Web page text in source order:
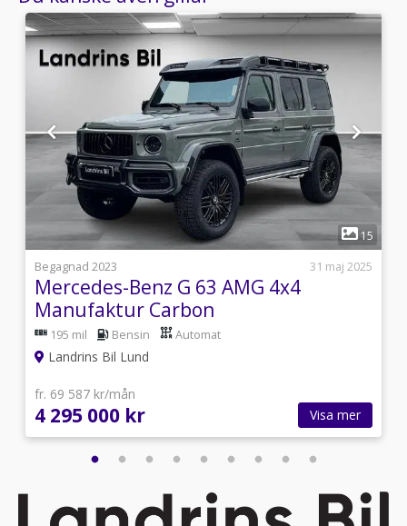
1
15
Begagnad 2023
31 maj 2025
Mercedes-Benz G 63 AMG 4x4
Manufaktur Carbon
195 mil Bensin Automat
Landrins Bil Lund
fr. 69 587 kr/mån
4 295 000 kr Visa mer